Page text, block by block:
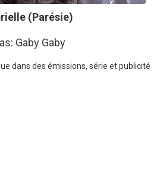
(Parésie)
Gaby Gaby
dans des émissions, série et publicité